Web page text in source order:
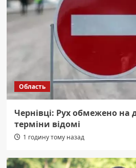
Область
Чернівці: Рух обмежено на
терміни відомі
1 годину тому назад